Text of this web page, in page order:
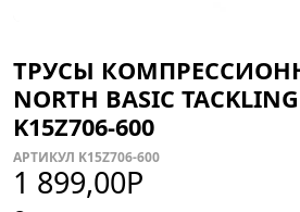
ТРУСЫ
NORTH BASIC
K15Z706-600
АРТИКУЛ K15Z706-600
1 899,00Р